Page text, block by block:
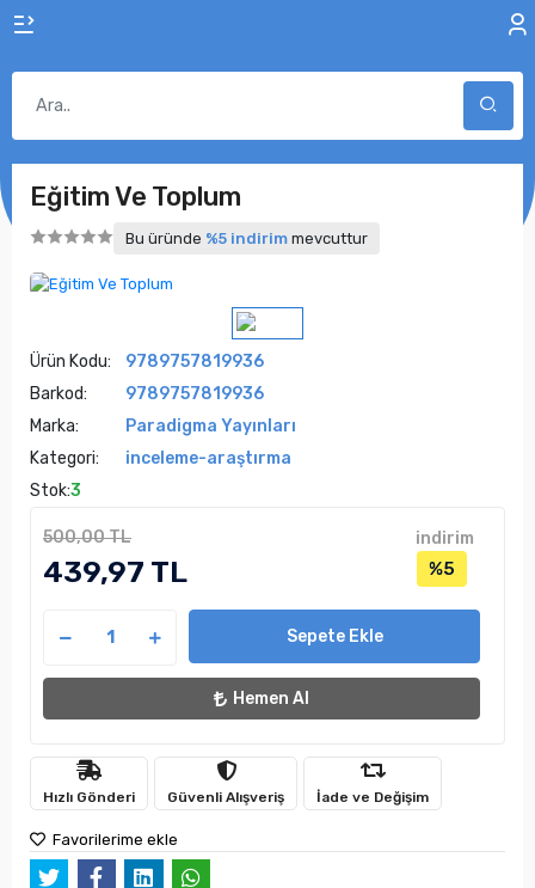
Eğitim Ve Toplum
Bu üründe %5 indirim mevcuttur
Ürün Kodu:
9789757819936
Barkod:
9789757819936
Marka:
Paradigma Yayınları
Kategori:
inceleme-araştırma
Stok:3
500,00 TL
439,97 TL
indirim
%5
Sepete Ekle
Hemen Al
Hızlı Gönderi Güvenli Alışveriş İade ve Değişim
Favorilerime ekle